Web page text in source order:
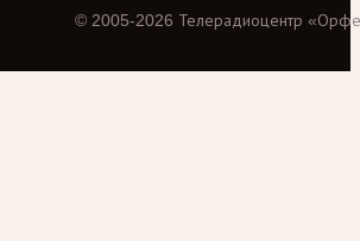
© 2005-2026 Телерадиоцентр